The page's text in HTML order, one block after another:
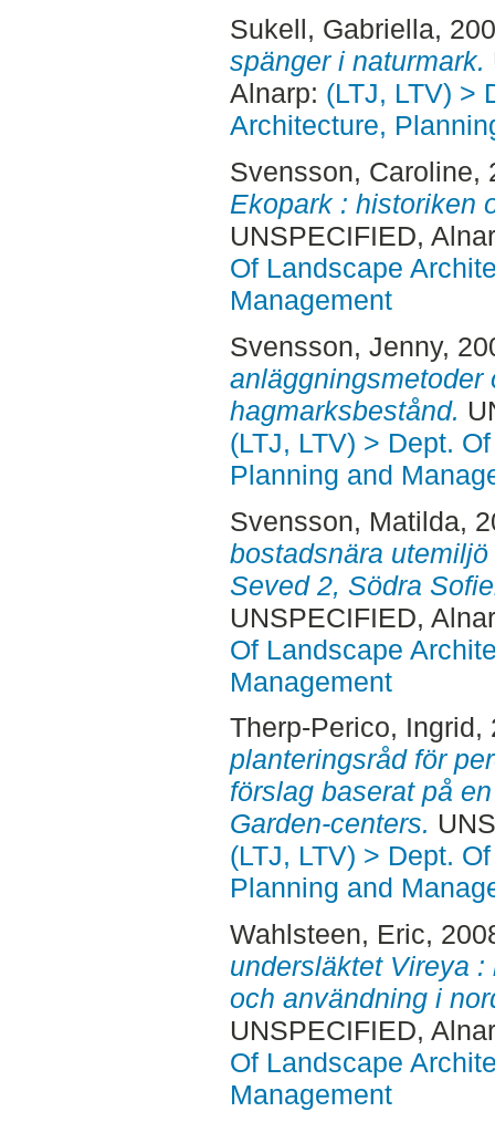
Sukell, Gabriella,
spänger i naturmark.
Alnarp: (LTJ, LTV) >
Architecture,
Svensson, Caroline,
Ekopark : historiken
UNSPECIFIED,
Of Landscape
Management
Svensson, Jenny,
anläggningsmetoder
hagmarksbestånd.
(LTJ, LTV) > Dept.
Planning and
Svensson, Matilda,
bostadsnära
Seved 2, Södra
UNSPECIFIED,
Of Landscape
Management
Therp-Perico, Ingrid,
planteringsråd för
förslag baserat på
Garden-centers.
(LTJ, LTV) > Dept.
Planning and
Wahlsteen, Eric,
undersläktet Vireya
och användning i
UNSPECIFIED,
Of Landscape
Management